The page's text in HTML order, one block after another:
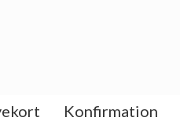
Konfirmation